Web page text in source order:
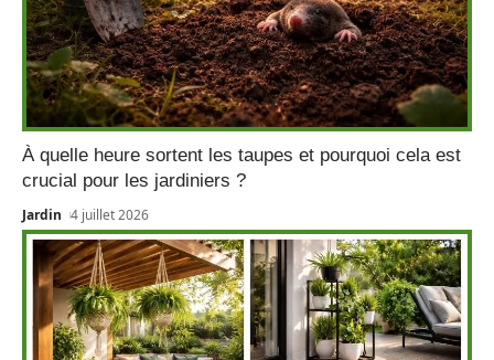
À quelle heure sortent les taupes et pourquoi cela est
crucial pour les jardiniers ?
Jardin 4 juillet 2026